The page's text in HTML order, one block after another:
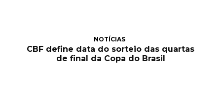
NOTÍCIAS
CBF define data do sorteio das quartas
de final da Copa do Brasil